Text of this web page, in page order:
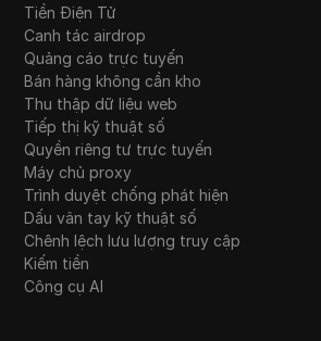
Tiền Điện Tử
Canh tác airdrop
Quảng cáo trực tuyến
Bán hàng không cần kho
Thu thập dữ liệu web
Tiếp thị kỹ thuật số
Quyền riêng tư trực tuyến
Máy chủ proxy
Trình duyệt chống phát hiện
Dấu vân tay kỹ thuật số
Chênh lệch lưu lượng truy cập
Kiếm tiền
Công cụ AI